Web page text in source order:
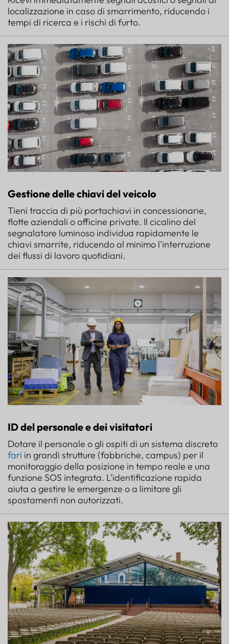
localizzazione in caso di smarrimento, riducendo i
tempi di ricerca e i rischi di furto.
Gestione delle chiavi del veicolo
Tieni traccia di più portachiavi in concessionarie,
flotte aziendali o officine private. Il cicalino del
segnalatore luminoso individua rapidamente le
chiavi smarrite, riducendo al minimo l'interruzione
dei flussi di lavoro quotidiani.
ID del personale e dei visitatori
Dotare il personale o gli ospiti di un sistema discreto
fari in grandi strutture (fabbriche, campus) per il
monitoraggio della posizione in tempo reale e una
funzione SOS integrata. L'identificazione rapida
aiuta a gestire le emergenze o a limitare gli
spostamenti non autorizzati.